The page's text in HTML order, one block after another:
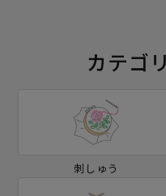
カテゴ
刺しゅう